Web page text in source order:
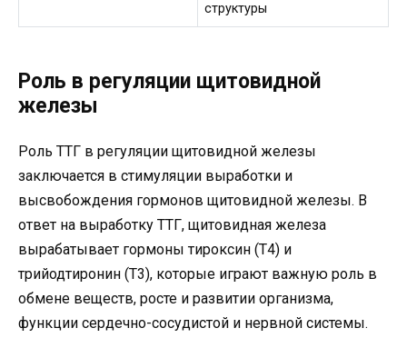
структуры
Роль в регуляции щитовидной
железы
Роль ТТГ в регуляции щитовидной железы
заключается в стимуляции выработки и
высвобождения гормонов щитовидной железы. В
ответ на выработку ТТГ, щитовидная железа
вырабатывает гормоны тироксин (Т4) и
трийодтиронин (Т3), которые играют важную роль в
обмене веществ, росте и развитии организма,
функции сердечно-сосудистой и нервной системы.